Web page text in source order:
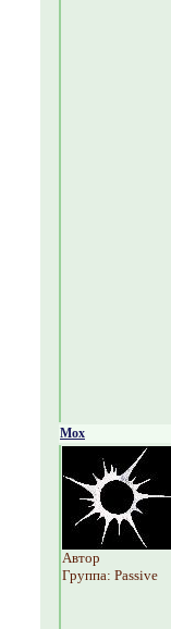
Mox
Автор
Группа: Passive